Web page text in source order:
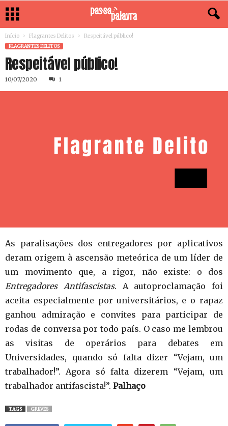
Início Flagrantes Delitos Respeitável público!
FLAGRANTES DELITOS
Respeitável público!
10/07/2020 1
As paralisações dos entregadores por aplicativos
deram origem à ascensão meteórica de um líder de
um movimento que, a rigor, não existe: o dos
Entregadores Antifascistas. A autoproclamação foi
aceita especialmente por universitários, e o rapaz
ganhou admiração e convites para participar de
rodas de conversa por todo país. O caso me lembrou
as visitas de operários para debates em
Universidades, quando só falta dizer “Vejam, um
trabalhador!”. Agora só falta dizerem “Vejam, um
trabalhador antifascista!”. Palhaço
TAGS GREVES